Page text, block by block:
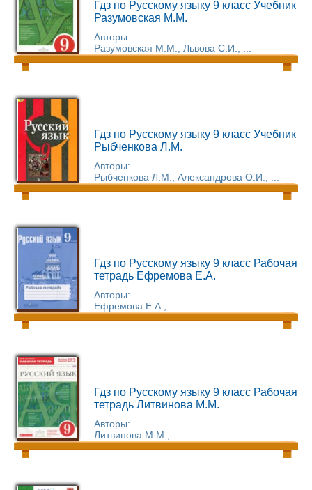
Гдз по Русскому языку 9 класс Учебник
Разумовская М.М.
Авторы:
Разумовская М.М., Львова С.И., ...
Гдз по Русскому языку 9 класс Учебник
Рыбченкова Л.М.
Авторы:
Рыбченкова Л.М., Александрова О.И., ...
Гдз по Русскому языку 9 класс Рабочая
тетрадь Ефремова Е.А.
Авторы:
Ефремова Е.А.,
Гдз по Русскому языку 9 класс Рабочая
тетрадь Литвинова М.М.
Авторы:
Литвинова М.М.,